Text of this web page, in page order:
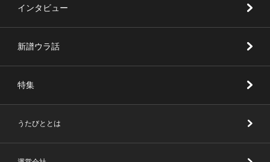
インタビュー
新譜ウラ話
特集
うたびととは